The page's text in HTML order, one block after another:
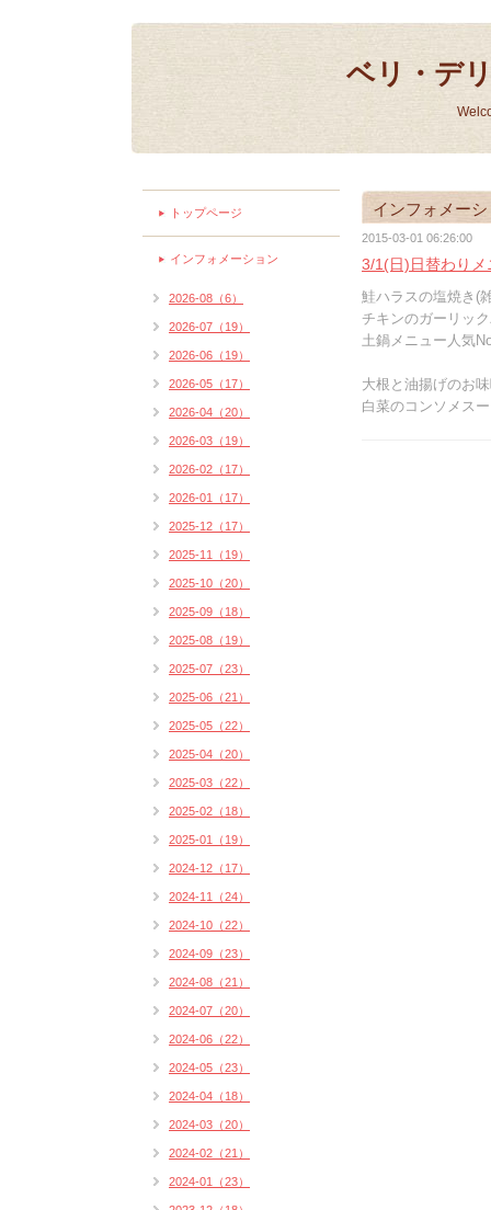
ベリ・デ
インフォメー
2015-03-01 06:26:00
3/1(日)日替わりメ
鮭ハラスの塩焼き(
チキンのガーリッ
土鍋メニュー人気
大根と油揚げのお
白菜のコンソメス
トップページ
インフォメーション
2026-08（6）
2026-07（19）
2026-06（19）
2026-05（17）
2026-04（20）
2026-03（19）
2026-02（17）
2026-01（17）
2025-12（17）
2025-11（19）
2025-10（20）
2025-09（18）
2025-08（19）
2025-07（23）
2025-06（21）
2025-05（22）
2025-04（20）
2025-03（22）
2025-02（18）
2025-01（19）
2024-12（17）
2024-11（24）
2024-10（22）
2024-09（23）
2024-08（21）
2024-07（20）
2024-06（22）
2024-05（23）
2024-04（18）
2024-03（20）
2024-02（21）
2024-01（23）